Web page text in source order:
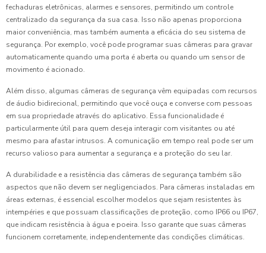
fechaduras eletrônicas, alarmes e sensores, permitindo um controle
centralizado da segurança da sua casa. Isso não apenas proporciona
maior conveniência, mas também aumenta a eficácia do seu sistema de
segurança. Por exemplo, você pode programar suas câmeras para gravar
automaticamente quando uma porta é aberta ou quando um sensor de
movimento é acionado.
Além disso, algumas câmeras de segurança vêm equipadas com recursos
de áudio bidirecional, permitindo que você ouça e converse com pessoas
em sua propriedade através do aplicativo. Essa funcionalidade é
particularmente útil para quem deseja interagir com visitantes ou até
mesmo para afastar intrusos. A comunicação em tempo real pode ser um
recurso valioso para aumentar a segurança e a proteção do seu lar.
A durabilidade e a resistência das câmeras de segurança também são
aspectos que não devem ser negligenciados. Para câmeras instaladas em
áreas externas, é essencial escolher modelos que sejam resistentes às
intempéries e que possuam classificações de proteção, como IP66 ou IP67,
que indicam resistência à água e poeira. Isso garante que suas câmeras
funcionem corretamente, independentemente das condições climáticas.